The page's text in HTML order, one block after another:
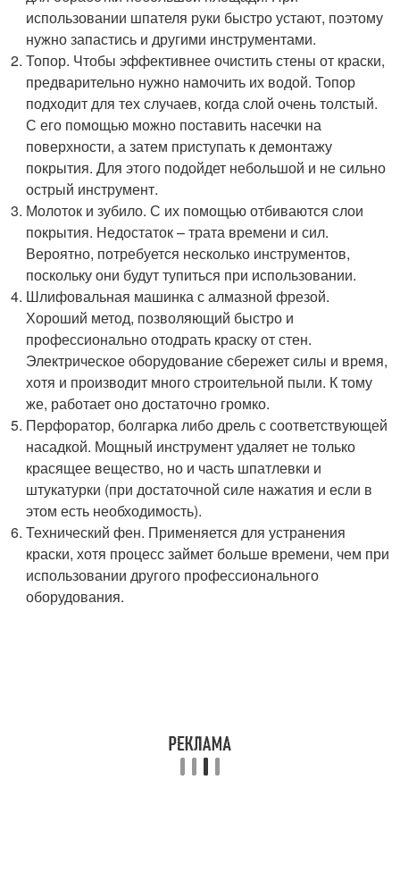
использовании шпателя руки быстро устают, поэтому
нужно запастись и другими инструментами.
Топор. Чтобы эффективнее очистить стены от краски,
предварительно нужно намочить их водой. Топор
подходит для тех случаев, когда слой очень толстый.
С его помощью можно поставить насечки на
поверхности, а затем приступать к демонтажу
покрытия. Для этого подойдет небольшой и не сильно
острый инструмент.
Молоток и зубило. С их помощью отбиваются слои
покрытия. Недостаток – трата времени и сил.
Вероятно, потребуется несколько инструментов,
поскольку они будут тупиться при использовании.
Шлифовальная машинка с алмазной фрезой.
Хороший метод, позволяющий быстро и
профессионально отодрать краску от стен.
Электрическое оборудование сбережет силы и время,
хотя и производит много строительной пыли. К тому
же, работает оно достаточно громко.
Перфоратор, болгарка либо дрель с соответствующей
насадкой. Мощный инструмент удаляет не только
красящее вещество, но и часть шпатлевки и
штукатурки (при достаточной силе нажатия и если в
этом есть необходимость).
Технический фен. Применяется для устранения
краски, хотя процесс займет больше времени, чем при
использовании другого профессионального
оборудования.